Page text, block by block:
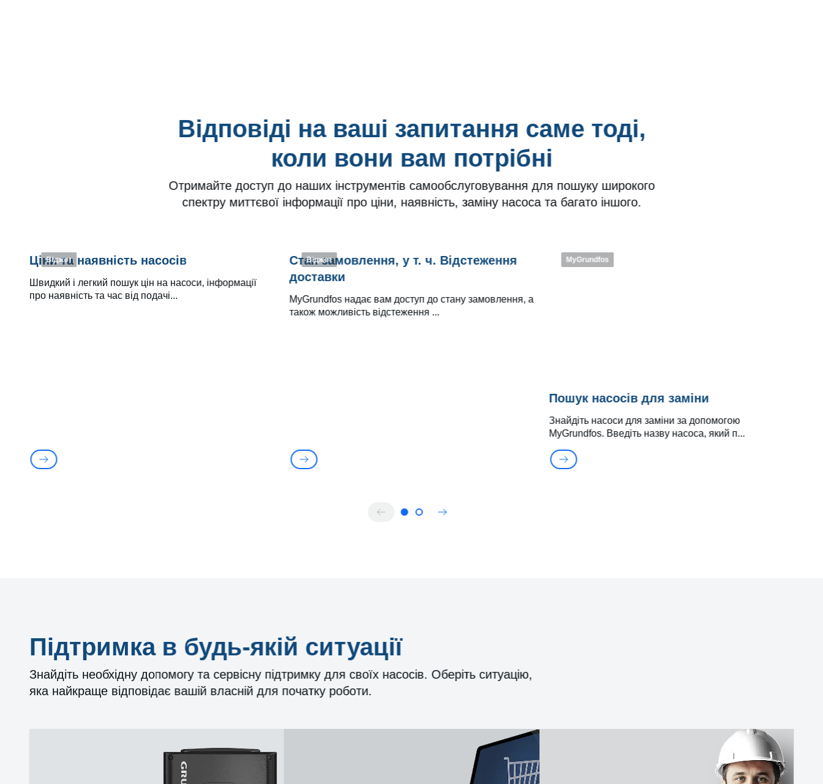
Відповіді на ваші запитання саме тоді,
коли вони вам потрібні
Отримайте доступ до наших інструментів самообслуговування для пошуку широкого
спектру миттєвої інформації про ціни, наявність, заміну насоса та багато іншого.
Віджет
Ціни та наявність насосів
Швидкий і легкий пошук цін на насоси, інформації
про наявність та час від подачі
Віджет
Стан замовлення, у т. ч. Відстеження
доставки
MyGrundfos надає вам доступ до стану замовлення, а
також можливість відстеження
MyGrundfos
Пошук насосів для заміни
Знайдіть насоси для заміни за допомогою
MyGrundfos. Введіть назву насоса, який п
Підтримка в будь-якій ситуації
Знайдіть необхідну допомогу та сервісну підтримку для своїх насосів. Оберіть ситуацію,
яка найкраще відповідає вашій власній для початку роботи.